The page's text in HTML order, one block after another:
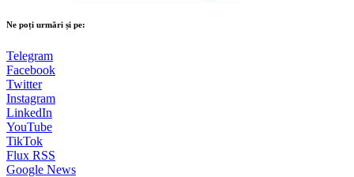
Ne poți urmări și pe:
Telegram
Facebook
Twitter
Instagram
LinkedIn
YouTube
TikTok
Flux RSS
Google News